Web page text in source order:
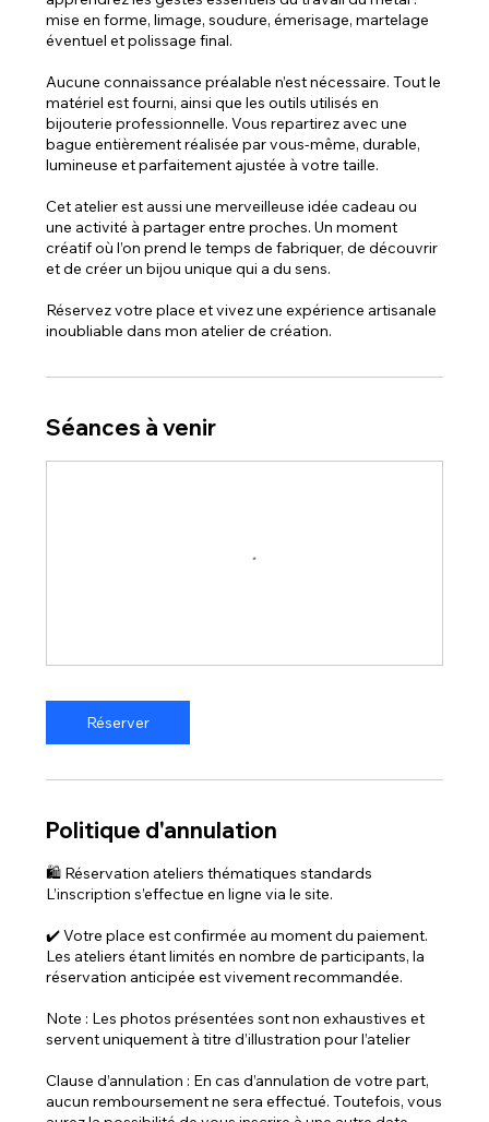
mise en forme, limage, soudure, émerisage, martelage
éventuel et polissage final.
Aucune connaissance préalable n’est nécessaire. Tout le
matériel est fourni, ainsi que les outils utilisés en
bijouterie professionnelle. Vous repartirez avec une
bague entièrement réalisée par vous-même, durable,
lumineuse et parfaitement ajustée à votre taille.
Cet atelier est aussi une merveilleuse idée cadeau ou
une activité à partager entre proches. Un moment
créatif où l’on prend le temps de fabriquer, de découvrir
et de créer un bijou unique qui a du sens.
Réservez votre place et vivez une expérience artisanale
inoubliable dans mon atelier de création.
Séances à venir
Réserver
Politique d'annulation
🛍️ Réservation ateliers thématiques standards
L’inscription s’effectue en ligne via le site.
✔️ Votre place est confirmée au moment du paiement.
Les ateliers étant limités en nombre de participants, la
réservation anticipée est vivement recommandée.
Note : Les photos présentées sont non exhaustives et
servent uniquement à titre d’illustration pour l’atelier
Clause d’annulation : En cas d’annulation de votre part,
aucun remboursement ne sera effectué. Toutefois, vous